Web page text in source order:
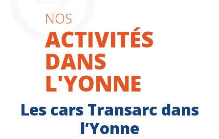
NOS
ACTIVITÉS
DANS
L'YONNE
Les cars Transarc dans
l’Yonne